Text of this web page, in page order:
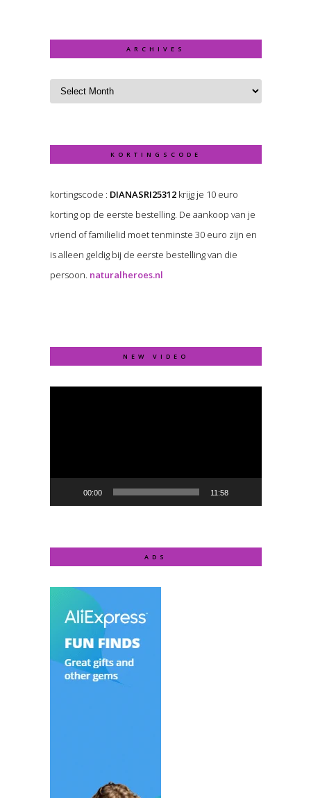
ARCHIVES
KORTINGSCODE
kortingscode : DIANASRI25312krijg je 10 euro
korting op de eerste bestelling. De aankoop van je
vriend of familielid moet tenminste 30 euro zijn en
is alleen geldig bij de eerste bestelling van die
persoon. naturalheroes.nl
NEW VIDEO
Video
00:00 11:58
ADS